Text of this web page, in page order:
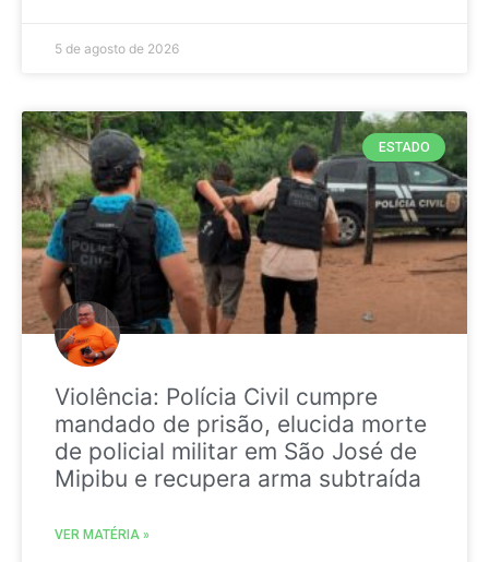
5 de agosto de 2026
ESTADO
Violência: Polícia Civil cumpre
mandado de prisão, elucida morte
de policial militar em São José de
Mipibu e recupera arma subtraída
VER MATÉRIA »